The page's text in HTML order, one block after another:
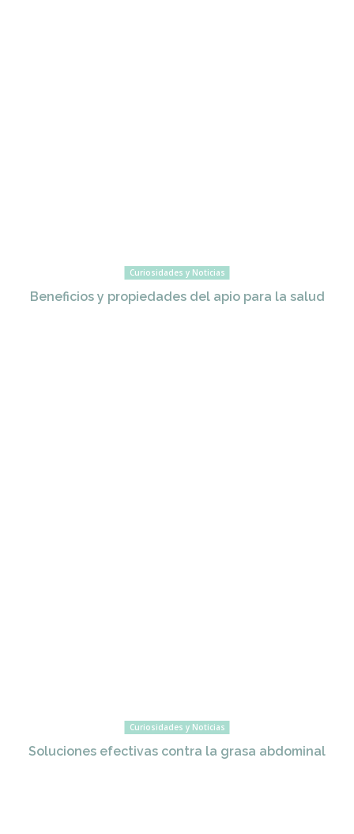
Curiosidades y Noticias
Beneficios y propiedades del apio para la salud
Curiosidades y Noticias
Soluciones efectivas contra la grasa abdominal